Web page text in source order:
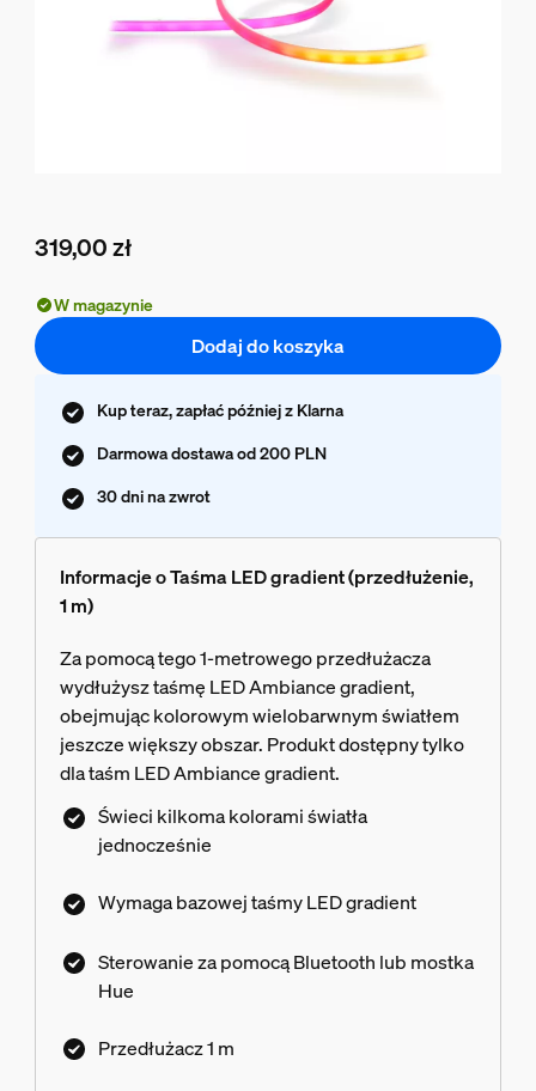
319,00 zł
W magazynie
Dodaj do koszyka
Kup teraz, zapłać później z Klarna
Darmowa dostawa od 200 PLN
30 dni na zwrot
Informacje o Taśma LED gradient (przedłużenie,
1 m)
Za pomocą tego 1-metrowego przedłużacza
wydłużysz taśmę LED Ambiance gradient,
obejmując kolorowym wielobarwnym światłem
jeszcze większy obszar. Produkt dostępny tylko
dla taśm LED Ambiance gradient.
Świeci kilkoma kolorami światła
jednocześnie
Wymaga bazowej taśmy LED gradient
Sterowanie za pomocą Bluetooth lub mostka
Hue
Przedłużacz 1 m